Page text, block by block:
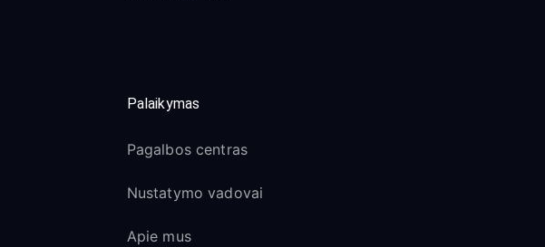
Palaikymas
Pagalbos centras
Nustatymo vadovai
Apie mus